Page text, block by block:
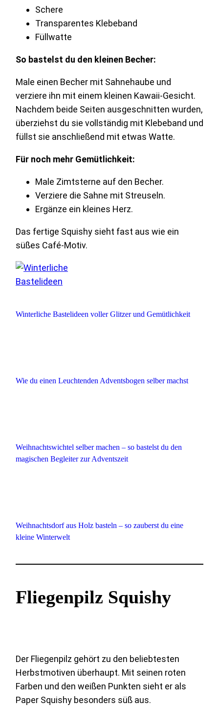
Schere
Transparentes Klebeband
Füllwatte
So bastelst du den kleinen Becher:
Male einen Becher mit Sahnehaube und
verziere ihn mit einem kleinen Kawaii-Gesicht.
Nachdem beide Seiten ausgeschnitten wurden,
überziehst du sie vollständig mit Klebeband und
füllst sie anschließend mit etwas Watte.
Für noch mehr Gemütlichkeit:
Male Zimtsterne auf den Becher.
Verziere die Sahne mit Streuseln.
Ergänze ein kleines Herz.
Das fertige Squishy sieht fast aus wie ein
süßes Café-Motiv.
Winterliche Bastelideen voller Glitzer und Gemütlichkeit
Wie du einen Leuchtenden Adventsbogen selber machst
Weihnachtswichtel selber machen – so bastelst du den
magischen Begleiter zur Adventszeit
Weihnachtsdorf aus Holz basteln – so zauberst du eine
kleine Winterwelt
Fliegenpilz Squishy
Der Fliegenpilz gehört zu den beliebtesten
Herbstmotiven überhaupt. Mit seinen roten
Farben und den weißen Punkten sieht er als
Paper Squishy besonders süß aus.